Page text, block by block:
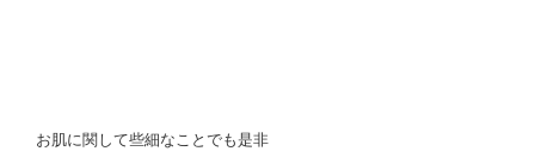
お肌に関して些細なことでも是非